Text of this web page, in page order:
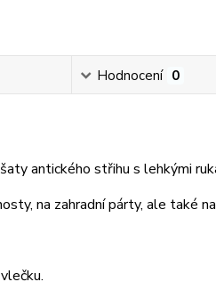
Hodnocení 0
antického střihu s lehkými
na zahradní párty, ale také